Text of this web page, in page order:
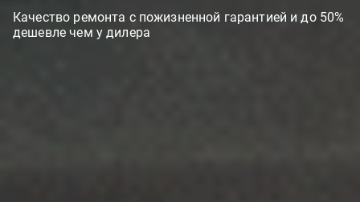
Качество ремонта с пожизненной гарантией и до 50%
дешевле чем у дилера